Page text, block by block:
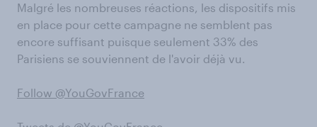
Malgré les nombreuses réactions, les dispositifs mis
en place pour cette campagne ne semblent pas
encore suffisant puisque seulement 33% des
Parisiens se souviennent de l'avoir déjà vu.
Follow @YouGovFrance